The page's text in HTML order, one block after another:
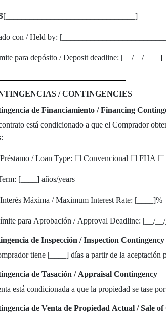
con / Held by:
para depósito / Deposit deadline: [__/__/____]
/ CONTINGENCIES
de Financiamiento / Financing
está condicionado a que el Comprador
/ Loan Type: ☐ Convencional ☐ FHA
[____] años/years
Máxima / Maximum Interest Rate: [____]%
para Aprobación / Approval Deadline: [__/
de Inspección / Inspection Contingency
tiene [____] días a partir de la aceptación
de Tasación / Appraisal Contingency
está condicionada a que la propiedad se tase
de Venta de Propiedad Actual / Sale